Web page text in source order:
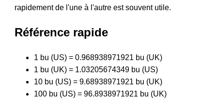
rapidement de l'une à l'autre est souvent utile.
Référence rapide
1 bu (US) = 0.968938971921 bu (UK)
1 bu (UK) = 1.03205674349 bu (US)
10 bu (US) = 9.68938971921 bu (UK)
100 bu (US) = 96.8938971921 bu (UK)